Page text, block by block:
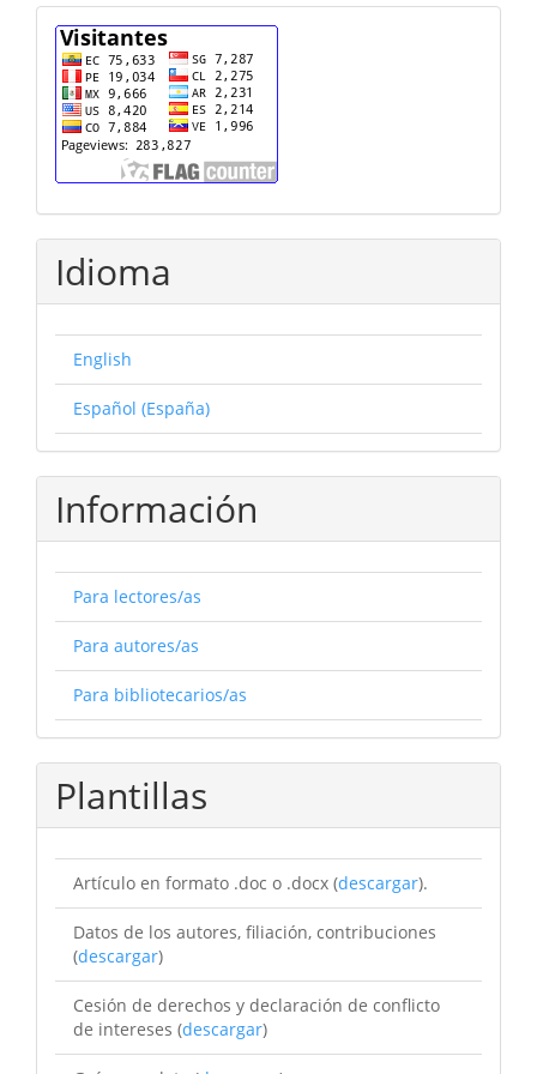
cuenta
Idioma
English
Español (España)
Información
Para lectores/as
Para autores/as
Para bibliotecarios/as
Plantillas
Artículo en formato .doc o .docx (descargar).
Datos de los autores, filiación, contribuciones
(descargar)
Cesión de derechos y declaración de conflicto
de intereses (descargar)